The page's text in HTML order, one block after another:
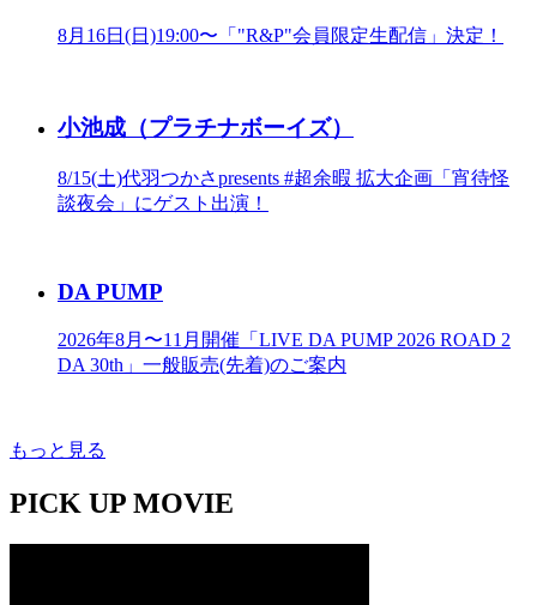
8月16日(日)19:00〜「"R&P"会員限定生配信」決定！
小池成（プラチナボーイズ）
8/15(土)代羽つかさpresents #超余暇 拡大企画「宵待怪
談夜会」にゲスト出演！
DA PUMP
2026年8月〜11月開催「LIVE DA PUMP 2026 ROAD 2
DA 30th」一般販売(先着)のご案内
もっと見る
PICK UP MOVIE